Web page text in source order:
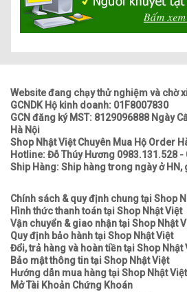
Website đang chạy thử nghiệm và chờ
GCNDK Hộ kinh doanh: 01F8007830
GCN đăng ký MST: 8129096888 Ngày
Hà Nội
Shop Nhật Việt Chuyên Mua Hộ Order
Hotline: Đỗ Thúy Hương 0983.131.528 -
Ship Hàng: Ship hàng trong ngày ở
Chính sách & quy định chung tại Shop
Hình thức thanh toán tại Shop Nhật Việt
Vận chuyển & giao nhận tại Shop Nhật
Quy định bảo hành tại Shop Nhật Việt
Đổi, trả hàng và hoàn tiền tại Shop Nhật
Bảo mật thông tin tại Shop Nhật Việt
Hướng dẫn mua hàng tại Shop Nhật Việt
Mở Tài Khoản Chứng Khoán